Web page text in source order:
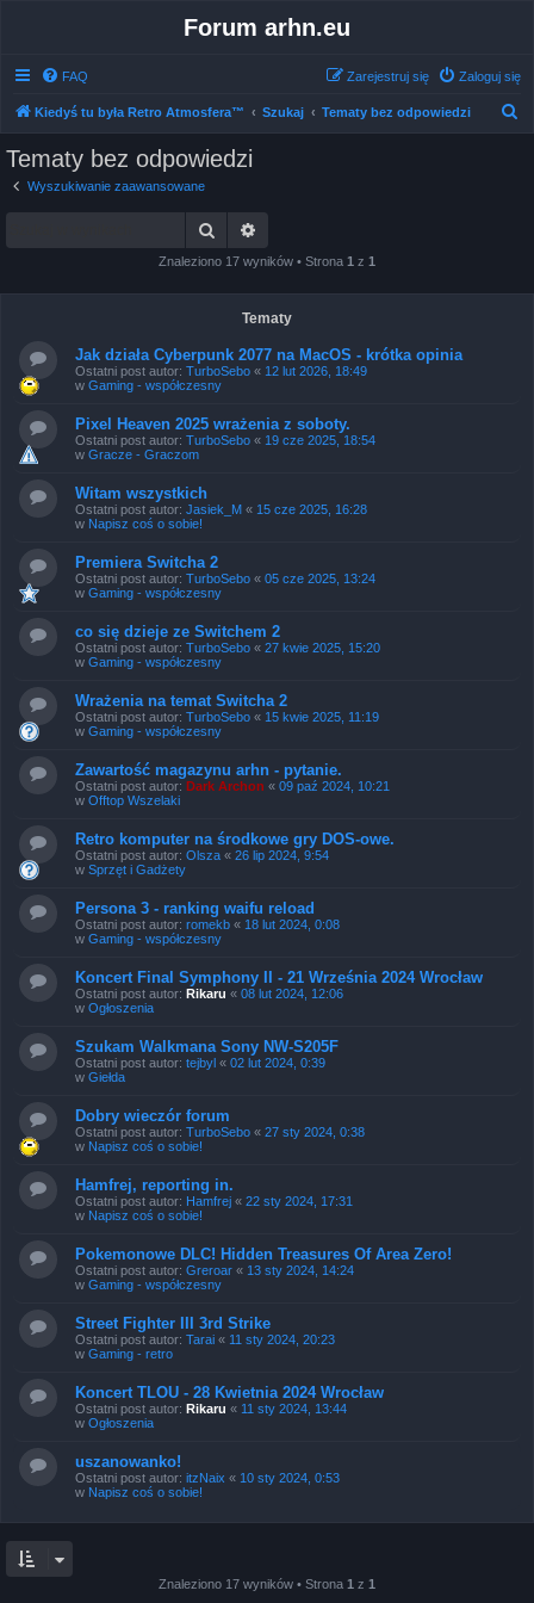
Forum arhn.eu
FAQ Zaloguj się
Zarejestruj się
Kiedyś tu była Retro Atmosfera™ Szukaj Tematy bez odpowiedzi
Tematy bez odpowiedzi
Wyszukiwanie zaawansowane
Szukaj
Znaleziono 17 wyników • Strona 1 z 1
Tematy
Jak działa Cyberpunk 2077 na MacOS - krótka opinia
Ostatni post autor: TurboSebo « 12 lut 2026, 18:49
w Gaming - współczesny
Pixel Heaven 2025 wrażenia z soboty.
Ostatni post autor: TurboSebo « 19 cze 2025, 18:54
w Gracze - Graczom
Witam wszystkich
Ostatni post autor: Jasiek_M « 15 cze 2025, 16:28
w Napisz coś o sobie!
Premiera Switcha 2
Ostatni post autor: TurboSebo « 05 cze 2025, 13:24
w Gaming - współczesny
co się dzieje ze Switchem 2
Ostatni post autor: TurboSebo « 27 kwie 2025, 15:20
w Gaming - współczesny
Wrażenia na temat Switcha 2
Ostatni post autor: TurboSebo « 15 kwie 2025, 11:19
w Gaming - współczesny
Zawartość magazynu arhn - pytanie.
Ostatni post autor: Dark Archon « 09 paź 2024, 10:21
w Offtop Wszelaki
Retro komputer na środkowe gry DOS-owe.
Ostatni post autor: Olsza « 26 lip 2024, 9:54
w Sprzęt i Gadżety
Persona 3 - ranking waifu reload
Ostatni post autor: romekb « 18 lut 2024, 0:08
w Gaming - współczesny
Koncert Final Symphony II - 21 Września 2024 Wrocław
Ostatni post autor: Rikaru « 08 lut 2024, 12:06
w Ogłoszenia
Szukam Walkmana Sony NW-S205F
Ostatni post autor: tejbyl « 02 lut 2024, 0:39
w Giełda
Dobry wieczór forum
Ostatni post autor: TurboSebo « 27 sty 2024, 0:38
w Napisz coś o sobie!
Hamfrej, reporting in.
Ostatni post autor: Hamfrej « 22 sty 2024, 17:31
w Napisz coś o sobie!
Pokemonowe DLC! Hidden Treasures Of Area Zero!
Ostatni post autor: Greroar « 13 sty 2024, 14:24
w Gaming - współczesny
Street Fighter III 3rd Strike
Ostatni post autor: Tarai « 11 sty 2024, 20:23
w Gaming - retro
Koncert TLOU - 28 Kwietnia 2024 Wrocław
Ostatni post autor: Rikaru « 11 sty 2024, 13:44
w Ogłoszenia
uszanowanko!
Ostatni post autor: itzNaix « 10 sty 2024, 0:53
w Napisz coś o sobie!
Znaleziono 17 wyników • Strona 1 z 1